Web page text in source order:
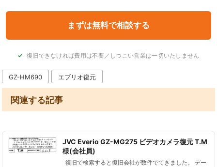
復旧できなければ費用は不要／しつこい営業は一切いたしません
GZ-HM690 エブリオ復元
関連する記事
JVC Everio GZ-MG275 ビデオカメラ復元 T.M
様(会社員)
復旧で検索すると復旧会社が数件でてきました。 デー